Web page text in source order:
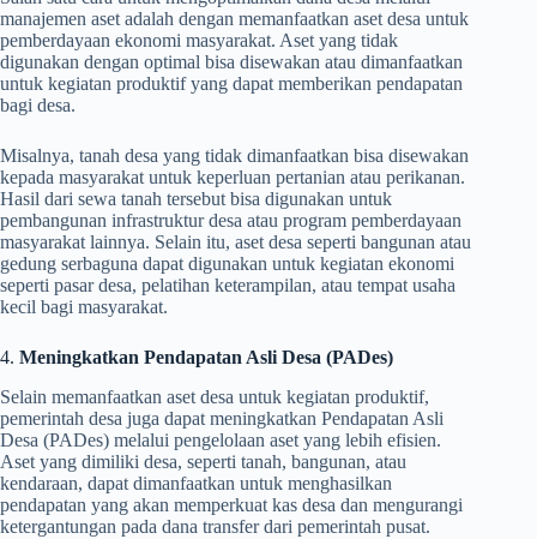
manajemen aset adalah dengan memanfaatkan aset desa untuk
pemberdayaan ekonomi masyarakat. Aset yang tidak
digunakan dengan optimal bisa disewakan atau dimanfaatkan
untuk kegiatan produktif yang dapat memberikan pendapatan
bagi desa.
Misalnya, tanah desa yang tidak dimanfaatkan bisa disewakan
kepada masyarakat untuk keperluan pertanian atau perikanan.
Hasil dari sewa tanah tersebut bisa digunakan untuk
pembangunan infrastruktur desa atau program pemberdayaan
masyarakat lainnya. Selain itu, aset desa seperti bangunan atau
gedung serbaguna dapat digunakan untuk kegiatan ekonomi
seperti pasar desa, pelatihan keterampilan, atau tempat usaha
kecil bagi masyarakat.
4. Meningkatkan Pendapatan Asli Desa (PADes)
Selain memanfaatkan aset desa untuk kegiatan produktif,
pemerintah desa juga dapat meningkatkan Pendapatan Asli
Desa (PADes) melalui pengelolaan aset yang lebih efisien.
Aset yang dimiliki desa, seperti tanah, bangunan, atau
kendaraan, dapat dimanfaatkan untuk menghasilkan
pendapatan yang akan memperkuat kas desa dan mengurangi
ketergantungan pada dana transfer dari pemerintah pusat.